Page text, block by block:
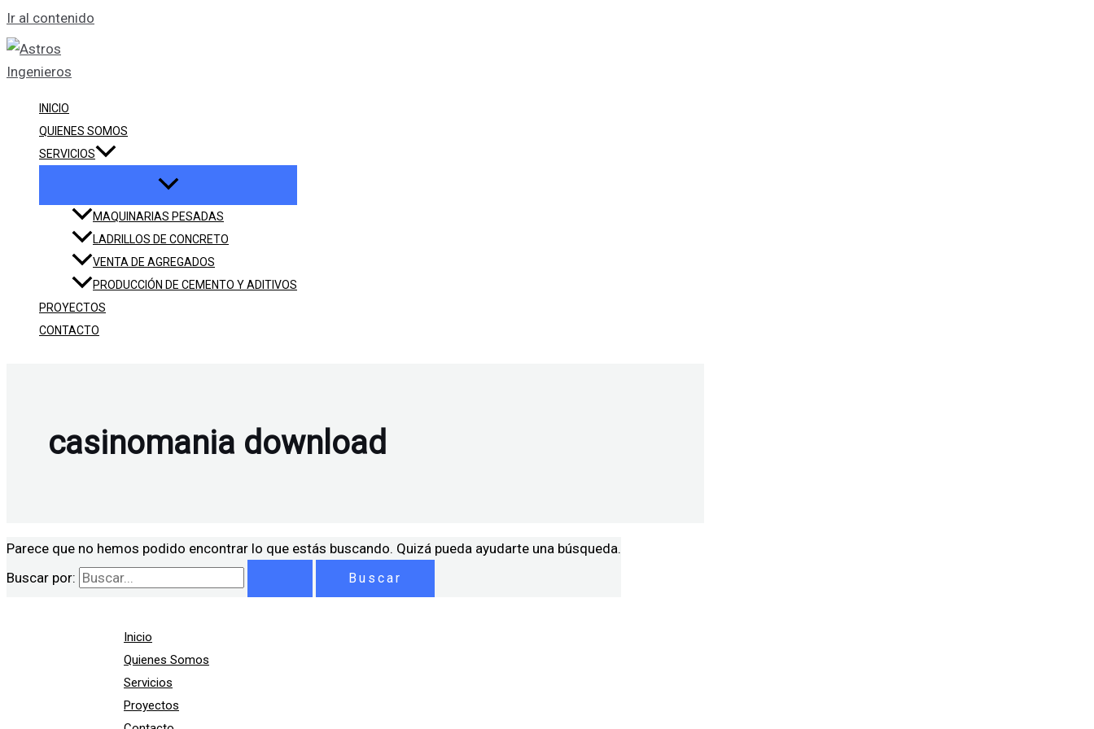
Ir al contenido
INICIO
QUIENES SOMOS
SERVICIOS
MAQUINARIAS PESADAS
LADRILLOS DE CONCRETO
VENTA DE AGREGADOS
PRODUCCIÓN DE CEMENTO Y ADITIVOS
PROYECTOS
CONTACTO
casinomania download
Parece que no hemos podido encontrar lo que estás buscando. Quizá pueda ayudarte una búsqueda.
Buscar por:
Inicio
Quienes Somos
Servicios
Proyectos